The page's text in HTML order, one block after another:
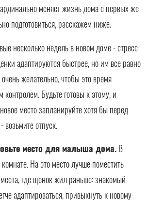
меняет жизнь дома с первых же
подготовиться, расскажем ниже.
несколько недель в новом доме - стресс
адаптируются быстрее, но им все равно
желательно, чтобы это время
Будьте готовы к этому, и
место запланируйте хотя бы перед
отпуск.
место для малыша дома.В
На это место лучше поместить
где щенок жил раньше: знакомый
адаптироваться, привыкнуть к новому